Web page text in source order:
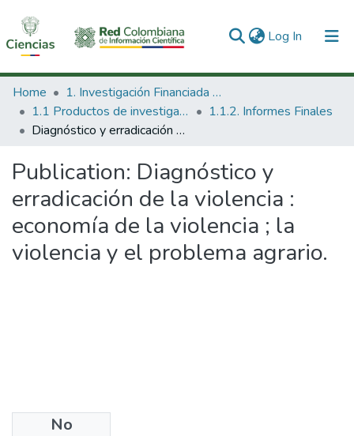
Log In (current)
Communities & Collections
All of DSpace
Home
1. Investigación Financiada con Recursos Públicos
1.1 Productos de investigación
1.1.2. Informes Finales
Diagnóstico y erradicación de la violencia : economía de la violencia ; la violencia y el problema agrario.
Publication: Diagnóstico y
erradicación de la violencia :
economía de la violencia ; la
violencia y el problema agrario.
No